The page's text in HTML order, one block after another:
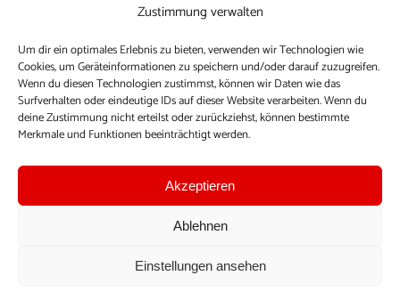
Zustimmung verwalten
Um dir ein optimales Erlebnis zu bieten, verwenden wir Technologien wie
Cookies, um Geräteinformationen zu speichern und/oder darauf zuzugreifen.
Wenn du diesen Technologien zustimmst, können wir Daten wie das
Surfverhalten oder eindeutige IDs auf dieser Website verarbeiten. Wenn du
deine Zustimmung nicht erteilst oder zurückziehst, können bestimmte
Merkmale und Funktionen beeinträchtigt werden.
Akzeptieren
Ablehnen
Einstellungen ansehen
Mach mit bei youpod.de!
youpod.de lebt von Menschen wie dir. Sammel
journalistische Erfahrung, teile deine Perspektive und
veröffentliche deine Beiträge auf youpod.de.Du musst
dich anmelden, um alle Funktionen nutzen zu können, ein
Profil anzulegen, eigene Beiträge hochzuladen und zu
Einloggen